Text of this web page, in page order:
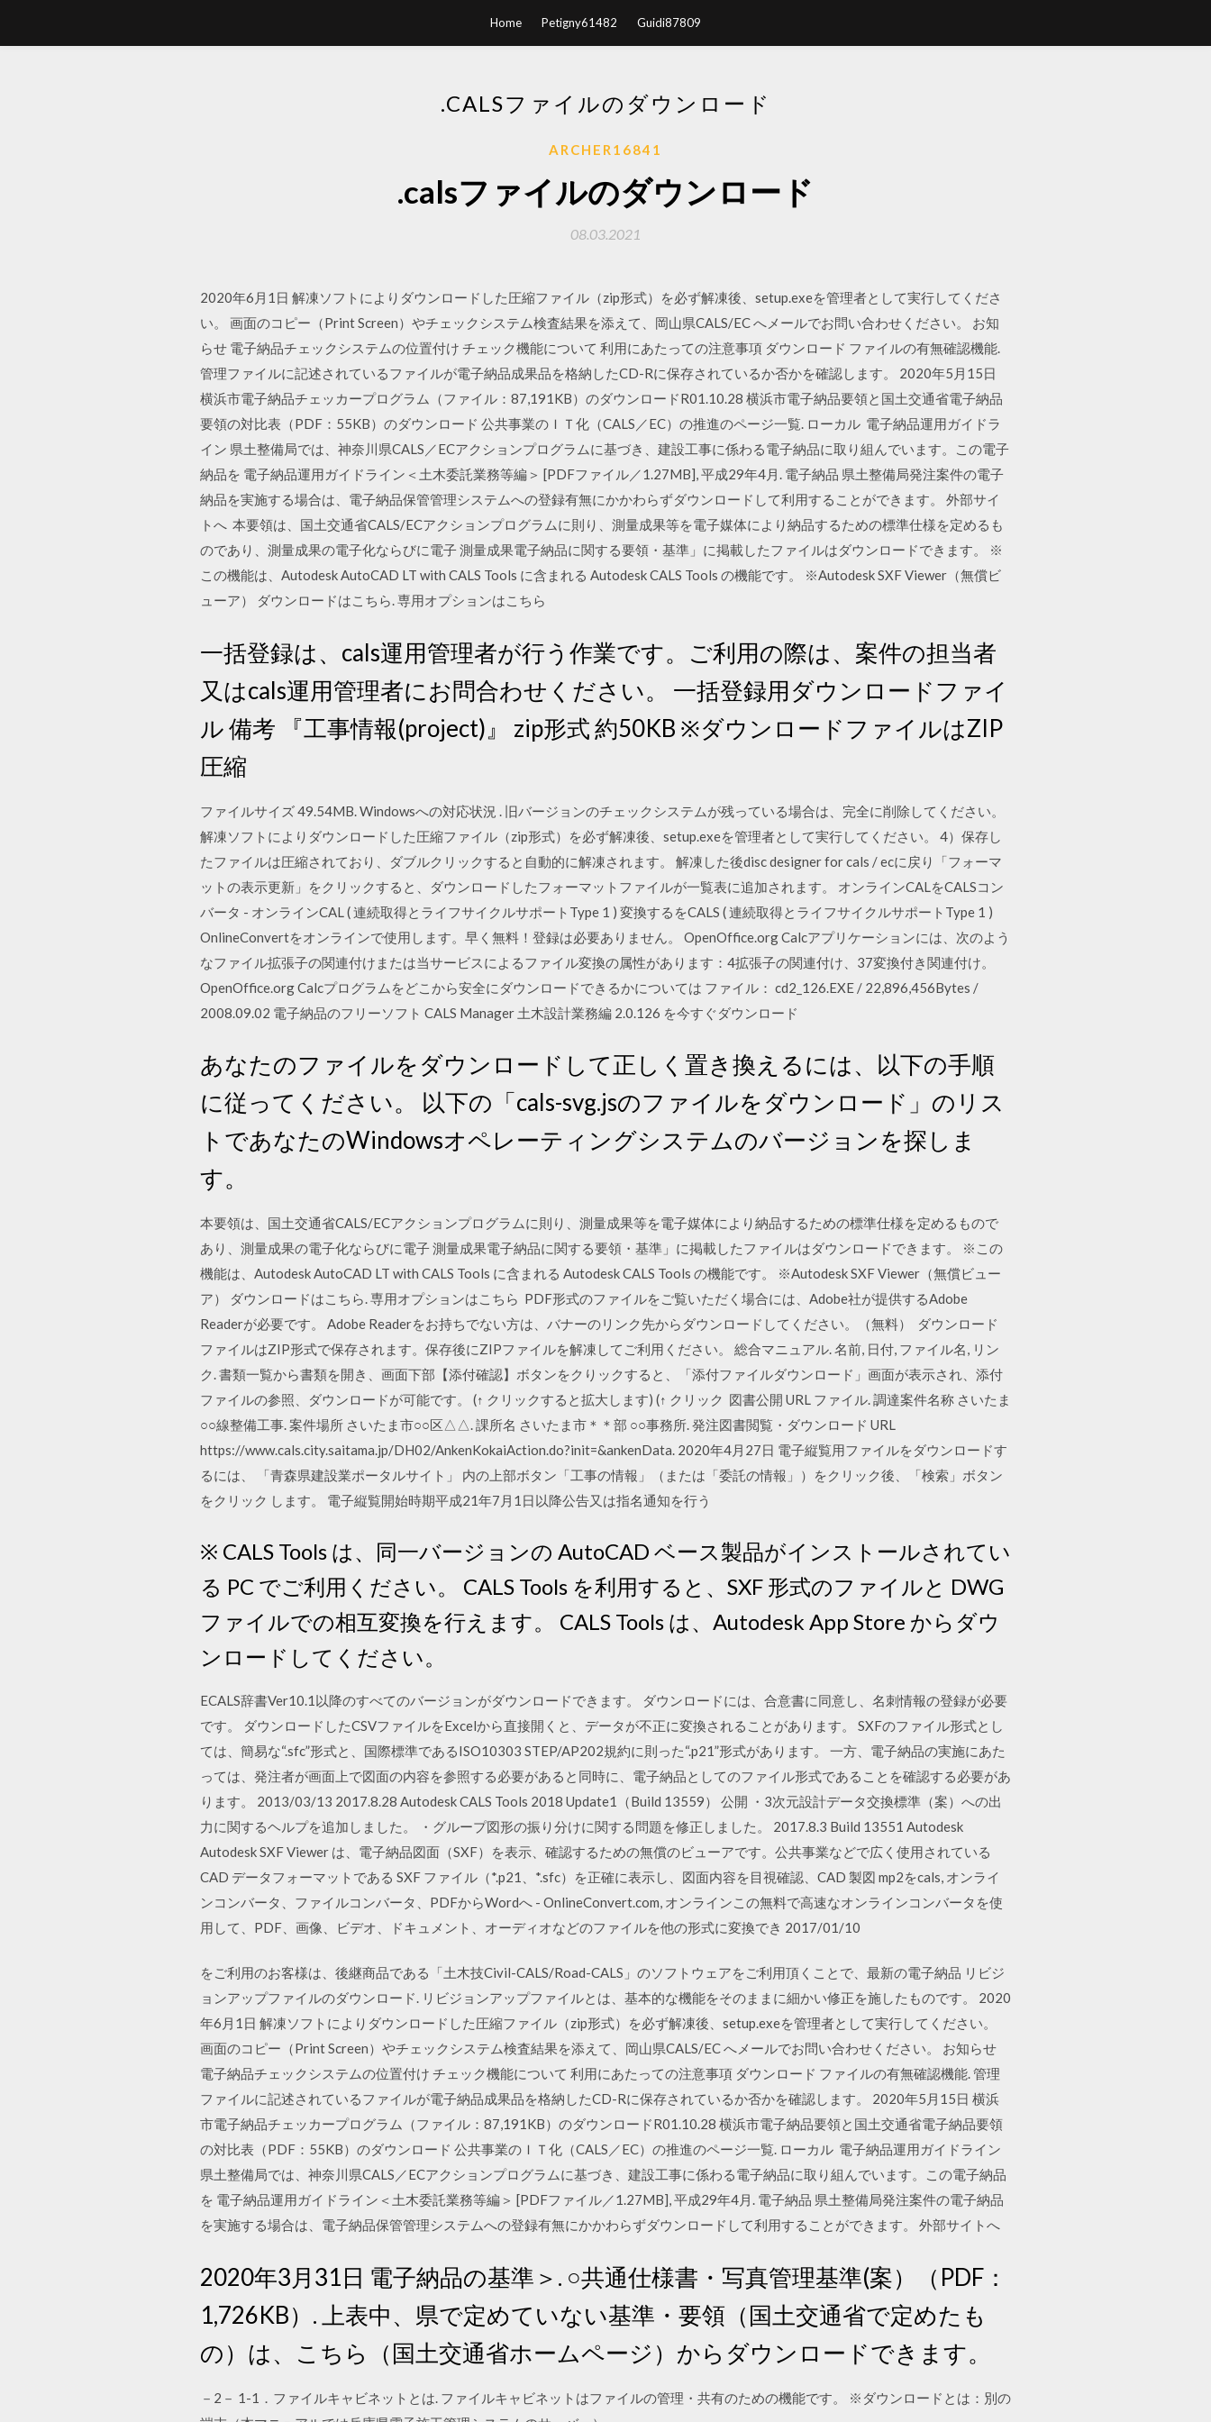
Home Petigny61482 Guidi87809
.CALSファイルのダウンロード
ARCHER16841
.calsファイルのダウンロード
08.03.2021
2020年6月1日 解凍ソフトによりダウンロードした圧縮ファイル（zip形式）を必ず解凍後、setup.exeを管理者として実行してくださ
い。 画面のコピー（Print Screen）やチェックシステム検査結果を添えて、岡山県CALS/EC へメールでお問い合わせください。 お知
らせ 電子納品チェックシステムの位置付け チェック機能について 利用にあたっての注意事項 ダウンロード ファイルの有無確認機能.
管理ファイルに記述されているファイルが電子納品成果品を格納したCD-Rに保存されているか否かを確認します。 2020年5月15日
横浜市電子納品チェッカープログラム（ファイル：87,191KB）のダウンロードR01.10.28 横浜市電子納品要領と国土交通省電子納品
要領の対比表（PDF：55KB）のダウンロード 公共事業のＩＴ化（CALS／EC）の推進のページ一覧. ローカル 電子納品運用ガイドラ
イン 県土整備局では、神奈川県CALS／ECアクションプログラムに基づき、建設工事に係わる電子納品に取り組んでいます。この電子
納品を 電子納品運用ガイドライン＜土木委託業務等編＞ [PDFファイル／1.27MB], 平成29年4月. 電子納品 県土整備局発注案件の電子
納品を実施する場合は、電子納品保管管理システムへの登録有無にかかわらずダウンロードして利用することができます。 外部サイ
トへ 本要領は、国土交通省CALS/ECアクションプログラムに則り、測量成果等を電子媒体により納品するための標準仕様を定めるも
のであり、測量成果の電子化ならびに電子 測量成果電子納品に関する要領・基準」に掲載したファイルはダウンロードできます。 ※
この機能は、Autodesk AutoCAD LT with CALS Tools に含まれる Autodesk CALS Tools の機能です。 ※Autodesk SXF Viewer（無償ビ
ューア） ダウンロードはこちら. 専用オプションはこちら
一括登録は、cals運用管理者が行う作業です。ご利用の際は、案件の担当者
又はcals運用管理者にお問合わせください。 一括登録用ダウンロードファイ
ル 備考 『工事情報(project)』 zip形式 約50KB ※ダウンロードファイルはZIP
圧縮
ファイルサイズ 49.54MB. Windowsへの対応状況 . 旧バージョンのチェックシステムが残っている場合は、完全に削除してください。
解凍ソフトによりダウンロードした圧縮ファイル（zip形式）を必ず解凍後、setup.exeを管理者として実行してください。 4）保存し
たファイルは圧縮されており、ダブルクリックすると自動的に解凍されます。 解凍した後disc designer for cals / ecに戻り「フォーマ
ットの表示更新」をクリックすると、ダウンロードしたフォーマットファイルが一覧表に追加されます。 オンラインCALをCALSコン
バータ - オンラインCAL ( 連続取得とライフサイクルサポートType 1 ) 変換するをCALS ( 連続取得とライフサイクルサポートType 1 )
OnlineConvertをオンラインで使用します。早く無料！登録は必要ありません。 OpenOffice.org Calcアプリケーションには、次のよう
なファイル拡張子の関連付けまたは当サービスによるファイル変換の属性があります：4拡張子の関連付け、37変換付き関連付け。
OpenOffice.org Calcプログラムをどこから安全にダウンロードできるかについては ファイル： cd2_126.EXE / 22,896,456Bytes /
2008.09.02 電子納品のフリーソフト CALS Manager 土木設計業務編 2.0.126 を今すぐダウンロード
あなたのファイルをダウンロードして正しく置き換えるには、以下の手順
に従ってください。 以下の「cals-svg.jsのファイルをダウンロード」のリス
トであなたのWindowsオペレーティングシステムのバージョンを探しま
す。
本要領は、国土交通省CALS/ECアクションプログラムに則り、測量成果等を電子媒体により納品するための標準仕様を定めるもので
あり、測量成果の電子化ならびに電子 測量成果電子納品に関する要領・基準」に掲載したファイルはダウンロードできます。 ※この
機能は、Autodesk AutoCAD LT with CALS Tools に含まれる Autodesk CALS Tools の機能です。 ※Autodesk SXF Viewer（無償ビュー
ア） ダウンロードはこちら. 専用オプションはこちら PDF形式のファイルをご覧いただく場合には、Adobe社が提供するAdobe
Readerが必要です。 Adobe Readerをお持ちでない方は、バナーのリンク先からダウンロードしてください。（無料） ダウンロード
ファイルはZIP形式で保存されます。保存後にZIPファイルを解凍してご利用ください。 総合マニュアル. 名前, 日付, ファイル名, リン
ク. 書類一覧から書類を開き、画面下部【添付確認】ボタンをクりックすると、「添付ファイルダウンロード」画面が表示され、添付
ファイルの参照、ダウンロードが可能です。 (↑ クリックすると拡大します) (↑ クリック 図書公開 URL ファイル. 調達案件名称 さいたま
○○線整備工事. 案件場所 さいたま市○○区△△. 課所名 さいたま市＊＊部 ○○事務所. 発注図書閲覧・ダウンロード URL
https://www.cals.city.saitama.jp/DH02/AnkenKokaiAction.do?init=&ankenData. 2020年4月27日 電子縦覧用ファイルをダウンロードす
るには、 「青森県建設業ポータルサイト」 内の上部ボタン「工事の情報」（または「委託の情報」）をクリック後、「検索」ボタン
をクリック します。 電子縦覧開始時期平成21年7月1日以降公告又は指名通知を行う
※ CALS Tools は、同一バージョンの AutoCAD ベース製品がインストールされてい
る PC でご利用ください。 CALS Tools を利用すると、SXF 形式のファイルと DWG
ファイルでの相互変換を行えます。 CALS Tools は、Autodesk App Store からダウ
ンロードしてください。
ECALS辞書Ver10.1以降のすべてのバージョンがダウンロードできます。 ダウンロードには、合意書に同意し、名刺情報の登録が必要
です。 ダウンロードしたCSVファイルをExcelから直接開くと、データが不正に変換されることがあります。 SXFのファイル形式とし
ては、簡易な“.sfc”形式と、国際標準であるISO10303 STEP/AP202規約に則った“.p21”形式があります。 一方、電子納品の実施にあた
っては、発注者が画面上で図面の内容を参照する必要があると同時に、電子納品としてのファイル形式であることを確認する必要があ
ります。 2013/03/13 2017.8.28 Autodesk CALS Tools 2018 Update1（Build 13559） 公開 ・3次元設計データ交換標準（案）への出
力に関するヘルプを追加しました。 ・グループ図形の振り分けに関する問題を修正しました。 2017.8.3 Build 13551 Autodesk
Autodesk SXF Viewer は、電子納品図面（SXF）を表示、確認するための無償のビューアです。公共事業などで広く使用されている
CAD データフォーマットである SXF ファイル（*.p21、*.sfc）を正確に表示し、図面内容を目視確認、CAD 製図 mp2をcals, オンライ
ンコンバータ、ファイルコンバータ、PDFからWordへ - OnlineConvert.com, オンラインこの無料で高速なオンラインコンバータを使
用して、PDF、画像、ビデオ、ドキュメント、オーディオなどのファイルを他の形式に変換でき 2017/01/10
をご利用のお客様は、後継商品である「土木技Civil-CALS/Road-CALS」のソフトウェアをご利用頂くことで、最新の電子納品 リビジ
ョンアップファイルのダウンロード. リビジョンアップファイルとは、基本的な機能をそのままに細かい修正を施したものです。 2020
年6月1日 解凍ソフトによりダウンロードした圧縮ファイル（zip形式）を必ず解凍後、setup.exeを管理者として実行してください。
画面のコピー（Print Screen）やチェックシステム検査結果を添えて、岡山県CALS/EC へメールでお問い合わせください。 お知らせ
電子納品チェックシステムの位置付け チェック機能について 利用にあたっての注意事項 ダウンロード ファイルの有無確認機能. 管理
ファイルに記述されているファイルが電子納品成果品を格納したCD-Rに保存されているか否かを確認します。 2020年5月15日 横浜
市電子納品チェッカープログラム（ファイル：87,191KB）のダウンロードR01.10.28 横浜市電子納品要領と国土交通省電子納品要領
の対比表（PDF：55KB）のダウンロード 公共事業のＩＴ化（CALS／EC）の推進のページ一覧. ローカル 電子納品運用ガイドライン
県土整備局では、神奈川県CALS／ECアクションプログラムに基づき、建設工事に係わる電子納品に取り組んでいます。この電子納品
を 電子納品運用ガイドライン＜土木委託業務等編＞ [PDFファイル／1.27MB], 平成29年4月. 電子納品 県土整備局発注案件の電子納品
を実施する場合は、電子納品保管管理システムへの登録有無にかかわらずダウンロードして利用することができます。 外部サイトへ
2020年3月31日 電子納品の基準＞. ○共通仕様書・写真管理基準(案）（PDF：
1,726KB）. 上表中、県で定めていない基準・要領（国土交通省で定めたも
の）は、こちら（国土交通省ホームページ）からダウンロードできます。
－2－ 1-1．ファイルキャビネットとは. ファイルキャビネットはファイルの管理・共有のための機能です。 ※ダウンロードとは：別の